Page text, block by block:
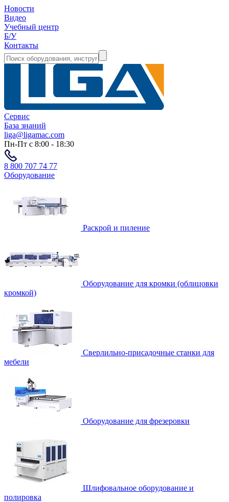
Новости
Видео
Учебный центр
Б/У
Контакты
Сервис
База знаний
liga@ligamac.com
Пн-Пт с 8:00 - 18:30
8 800 707 74 77
Оборудование
Раскрой и пиление
Оборудование для кромки (облицовки
кромкой)
Сверлильно-присадочные станки для
мебели
Оборудование для фрезеровки
Шлифовальное оборудование и
полировка